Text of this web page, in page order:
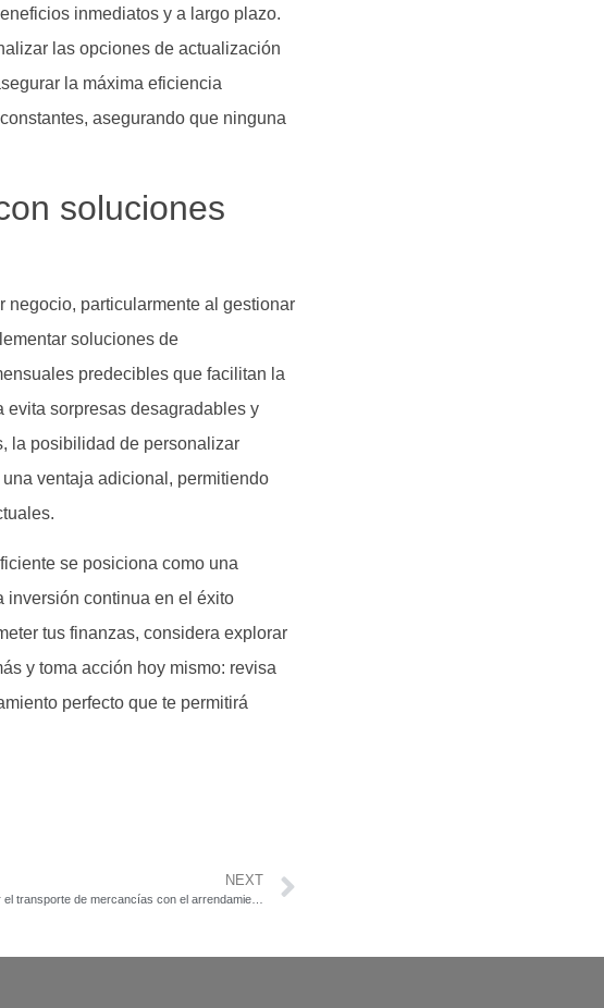
inmediatos y a largo plazo.
las opciones de actualización
la máxima eficiencia
asegurando que ninguna
soluciones
negocio, particularmente al gestionar
soluciones de
predecibles que facilitan la
sorpresas desagradables y
la posibilidad de personalizar
ventaja adicional, permitiendo
se posiciona como una
inversión continua en el éxito
tus finanzas, considera explorar
y toma acción hoy mismo: revisa
perfecto que te permitirá
NEXT
Descubre cómo mejorar el transporte de mercancías con el arrendamiento de cajas eficiente